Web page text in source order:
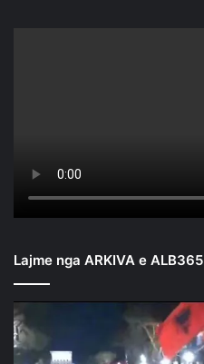
Lajme nga ARKIVA e ALB365
Mbyllen
fjalimet
para